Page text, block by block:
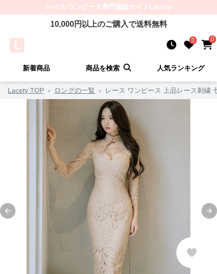
レース ワンピース専門通販サイト Lacety
10,000円以上のご購入で送料無料
0 0
新着商品 商品を検索 人気ランキング
Lacety TOP › ロングの一覧 › レース ワンピース 上品レース刺繍
Previous slide